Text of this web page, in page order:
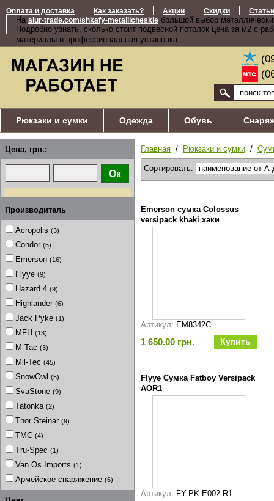
Оплата и доставка Как заказать? Акции Скидки Статьи
На alur-trade.com/shkafy-metallicheskie большой выбор
Подробно узнать, сколько стоит подвесной потолок цена за м2 с
материалы и профессиональная установка
Рюкзаки и сумки Одежда Обувь
Цена, грн.:
Производитель
Acropolis (3)
Condor (5)
Emerson (16)
Flyye (9)
Hazard 4 (9)
Highlander (6)
Jack Pyke (1)
MFH (13)
M-Tac (3)
Mil-Tec (45)
SnowOwl (5)
SvaStone (9)
Tatonka (2)
Thor Steinar (9)
TMC (4)
Tru-Spec (1)
Van Os Imports (1)
Армейское снаряжение (6)
Главная / Рюкзаки и сумки /
Сортировать:
Emerson сумка Colossus
versipack khaki хаки
Артикул: EM8342C
1 650.00 грн.
Flyye Сумка Fatboy Versipack
AOR1
Артикул: FY-PK-E002-R1